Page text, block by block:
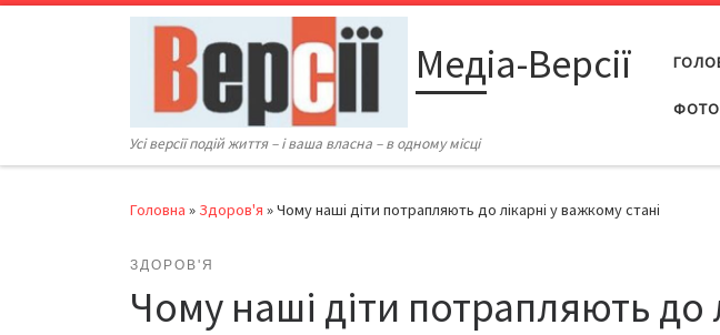
Перейти до вмісту
Медіа-Версії
Усі версії подій життя – і ваша власна – в одному місці
Головна » Здоров'я »Чому наші діти потрапляють до лікарні у важкому стані
ЗДОРОВ'Я
Чому наші діти потрапляють до